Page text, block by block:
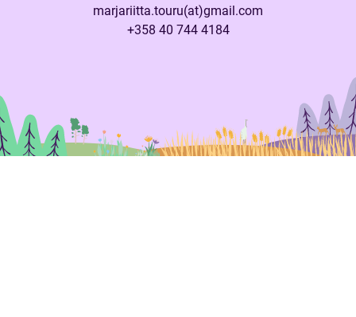
marjariitta.touru(at)gmail.com
+358 40 744 4184